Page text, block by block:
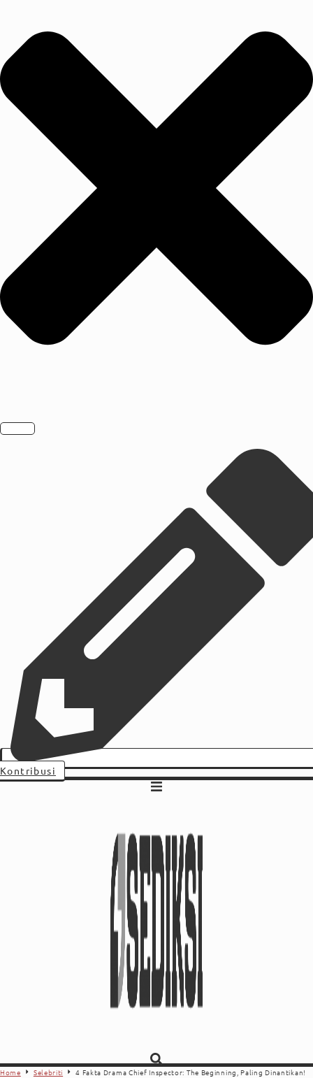
Kontribusi
Home Selebriti 4 Fakta Drama Chief Inspector: The Beginning, Paling Dinantikan!